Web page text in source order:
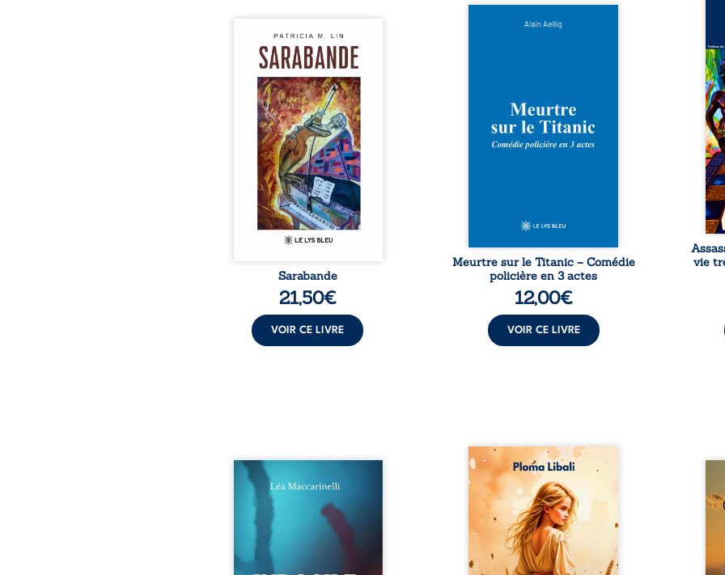
Aux chants crépitants de l’été,
Sous le silence ouaté de la
neige en hiver, Au cours de
nuits pâles, Dans la clarté
bienveillante de la lune, Rêves,
pensées, révoltes et espoirs…
Des mots s’assemblent, colorés,
rebelles aux règles de la
poésie, mais chantant en
rythme. Ils forment une
sarabande, passionnée souvent,
Sarabande
21,50€
VOIR CE LIVRE
Et si le naufrage n’avait pas
les profondeurs de l’Atlantique.
Sept décennies plus tard, la
découverte de l’épave fait
resurgir un secret que l’on
Meurtre sur le Titanic – Comédie
policière en 3 actes
12,00€
VOIR CE LIVRE
La
de
qui
vie
Quatre parties. Quatre refus.
Quatre visages d’une existence
en friction. Entre les silences
qu’on ne déchiffre pas, les
amours qu’on dérange, les
corps qu’on administre et les
liens qu’on sabote, cet ouvrage
Autrefois, les champs
d’Atlantis vibraient sous le
vent et les enfants couraient
dans les blés. Puis la couronne
plia le genou, livrant son
peuple à l’ombre d’Ivorny. À
Atove, Luwel aurait pu
disparaître dans les ruines de
les